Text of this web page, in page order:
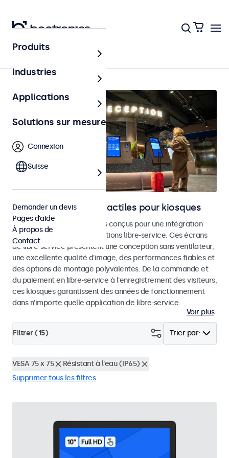
Accueil
Moniteurs et écrans tactiles pour kiosques
Moniteurs et écrans tactiles conçus pour une intégration
dans les kiosques et les solutions libre-service. Ces écrans
de libre-service présentent une conception sans ventilateur,
une excellente qualité d'image, des performances fiables et
des options de montage polyvalentes. De la commande et
du paiement en libre-service à l'enregistrement des visiteurs,
ces kiosques garantissent des années de fonctionnement
dans n'importe quelle application de libre-service.
Voir plus
Trier par:
Filtrer (15)
VESA 75 x 75
Résistant à l'eau (IP65)
Supprimer tous les filtres
Produits
Industries
Applications
Solutions sur mesure
Connexion
Suisse
Demander un devis
Pages d’aide
À propos de
Contact